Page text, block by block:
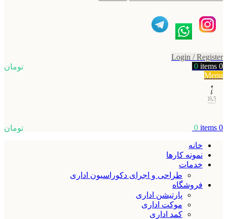
Login / Register
0
items
0
تومان
Menu
0
items
0
تومان
خانه
نمونه کارها
خدمات
طراحی و اجرای دکوراسیون اداری
فروشگاه
پارتیشن اداری
موکت اداری
کمد اداری